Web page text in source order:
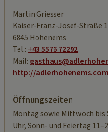
Martin Griesser
Kaiser-Franz-Josef-Straße
6845 Hohenems
Tel.:+43 5576 72292
Mail:
http://
Öffnungszeiten
Montag sowie Mittwoch bis
Uhr, Sonn- und Feiertag